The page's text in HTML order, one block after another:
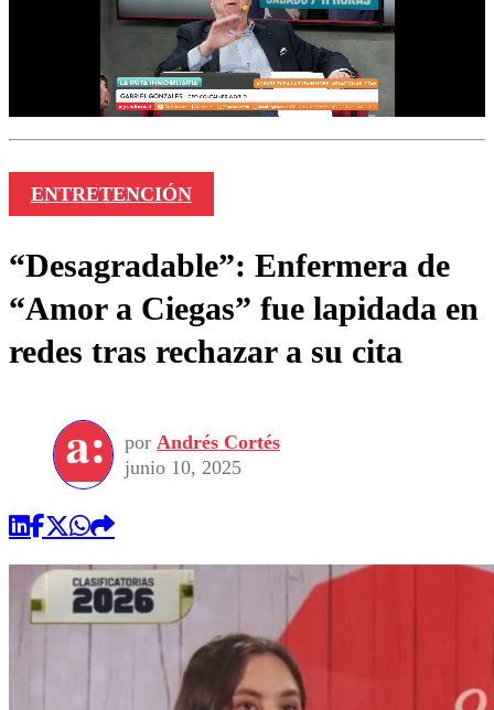
ENTRETENCIÓN
“Desagradable”: Enfermera de
“Amor a Ciegas” fue lapidada en
redes tras rechazar a su cita
por Andrés Cortés
junio 10, 2025